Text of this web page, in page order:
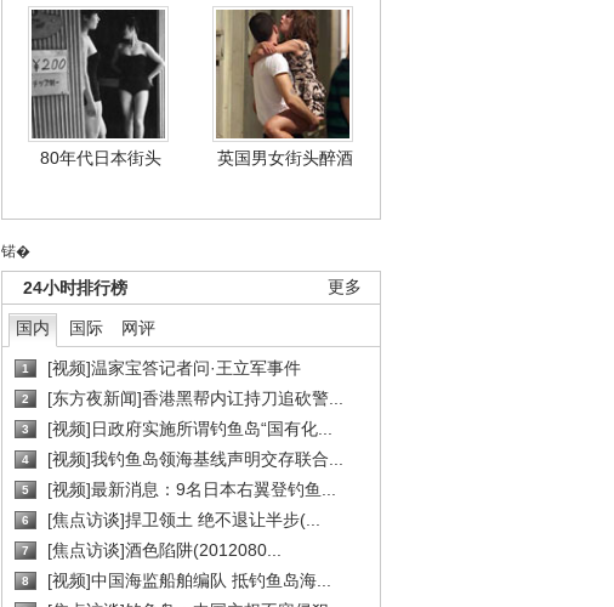
80年代日本街头 英国男女街头醉酒
锘�
更多
24小时排行榜
国内 国际 网评
1 [视频]温家宝答记者问·王立军事件
2 [东方夜新闻]香港黑帮内讧持刀追砍警...
3 [视频]日政府实施所谓钓鱼岛“国有化...
4 [视频]我钓鱼岛领海基线声明交存联合...
5 [视频]最新消息：9名日本右翼登钓鱼...
6 [焦点访谈]捍卫领土 绝不退让半步(...
7 [焦点访谈]酒色陷阱(2012080...
8 [视频]中国海监船舶编队 抵钓鱼岛海...